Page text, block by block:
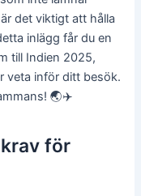
det viktigt att hålla
inlägg får du en
till Indien 2025,
veta inför ditt besök.
🌏✈️
för